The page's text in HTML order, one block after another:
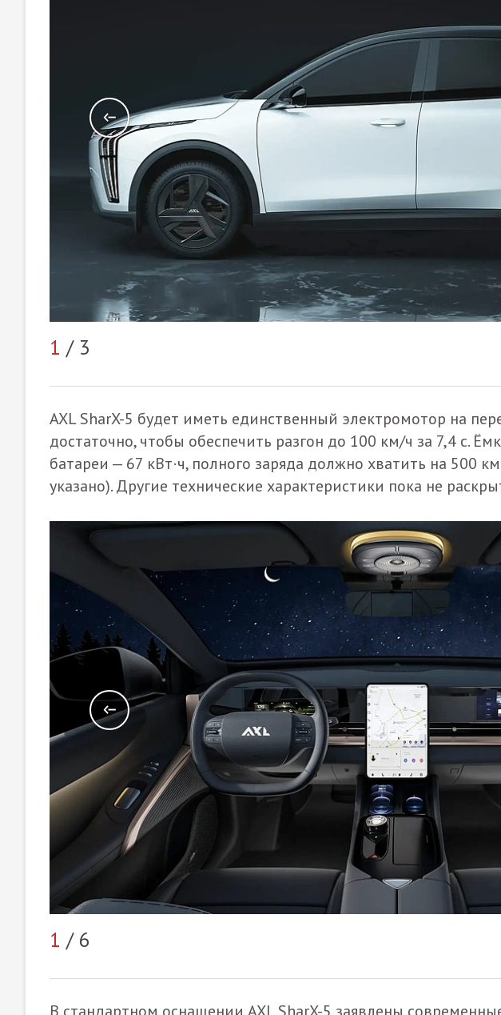
1 / 3
AXL SharX-5 будет иметь единственный электромотор на
достаточно, чтобы обеспечить разгон до 100 км/ч за 7,4 с.
батареи — 67 кВт·ч, полного заряда должно хватить на 500
указано). Другие технические характеристики пока не
1 / 6
В стандартном оснащении AXL SharX-5 заявлены